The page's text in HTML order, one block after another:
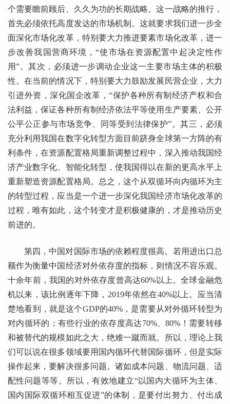
个需要瞻前顾后、久久为功的长期战略。这一战略的推行，
首先必须依托高度发达的市场机制。这就要求我们进一步全
面深化市场化改革，特别要大力推进要素市场化改革，进一
步改善我国营商环境，“使市场在资源配置中起决定性作
用”。其次，必须进一步调动企业这一主要市场主体的积极
性。在当前的情况下，特别要大力鼓励发展民营企业，大力
引进外资，深化国企改革，“保护各种所有制经济产权和合
法利益，保证各种所有制经济依法平等使用生产要素、公开
公平公正参与市场竞争、同等受到法律保护”。其三，必须
充分利用我国在数字化转型方面目前跻身全球第一方阵的有
利条件，在资源配置格局重新调整过程中，深入推动我国经
济产业数字化、智能化转型，使我国得以在新的更高水平上
重新塑造资源配置格局。总之，这个从双循环向内循环为主
的转型过程，应当是一个进一步深化我国经济市场化改革的
过程，唯有如此，这个转变才是积极健康的，才是推动历史
前进的。
第四，中国对国际市场的依赖程度很高。若用进出口总
额作为衡量中国经济对外依存度的指标，则情况不容乐观。
十余年前，我国的对外依存度曾高达60%以上。全球金融危
机以来，该比例逐年下降，2019年依然在40%以上。应当清
楚地看到，就是这个GDP的40%，是需要从对外循环转型为
对内循环的；有些行业的依存度高达70%、80%！需要转移
和被替代的规模如此之大，绝难一蹴而就。所以，理论上我
们可以说在很多领域要用国内循环代替国际循环，但是实际
操作起来，要解决很多问题。诸如成本问题、物流问题、适
配性问题等等。所以，有效地建立“以国内大循环为主体、
国内国际双循环相互促进”的体制，是要付出努力、付出成